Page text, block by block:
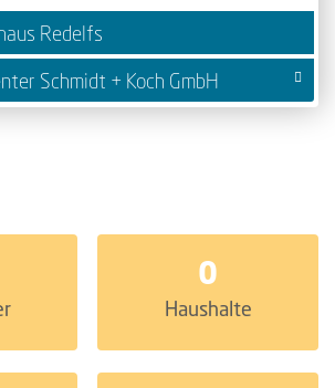
Redelfs
Schmidt + Koch GmbH
0
Haushalte